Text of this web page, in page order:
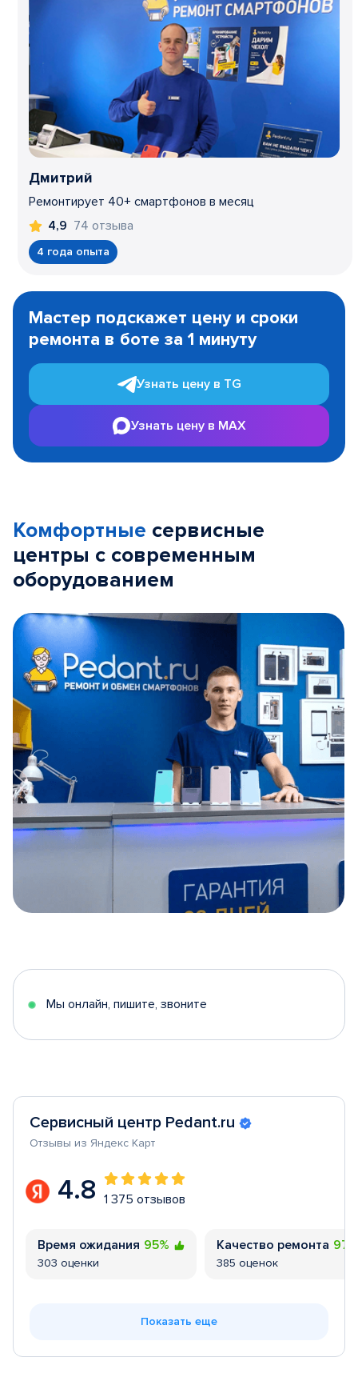
Дмитрий
Ремонтирует 40+ смартфонов в месяц
4,9 74 отзыва
4 года опыта
1
Мастер подскажет цену и сроки
ремонта в боте за 1 минуту
Узнать цену в TG
Узнать цену в MAX
Комфортные сервисные
центры с современным
оборудованием
5
Мы онлайн, пишите, звоните
Сервисный центр Pedant.ru
Отзывы из Яндекс Карт
4.8 1 375 отзывов
Время ожидания 95%
303 оценки
Качество ремонта
385 оценок
Показать еще